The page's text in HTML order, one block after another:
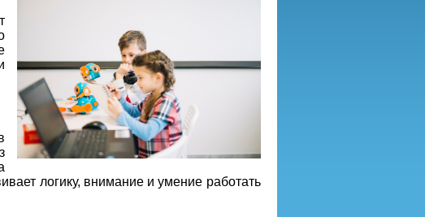
логику, внимание и умение работать